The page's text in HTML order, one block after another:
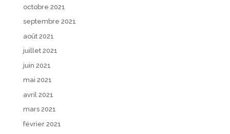
octobre 2021
septembre 2021
août 2021
juillet 2021
juin 2021
mai 2021
avril 2021
mars 2021
février 2021